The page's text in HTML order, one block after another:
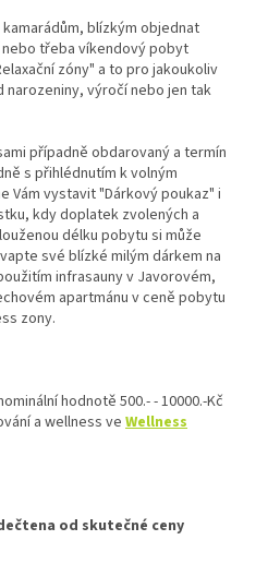
blízkým objednat
třeba víkendový pobyt
zóny" a to pro jakoukoliv
výročí nebo jen tak
případně obdarovaný a termín
s přihlédnutím k volným
Vám vystavit "Dárkový poukaz" i
kdy doplatek zvolených a
délku pobytu si může
své blízké milým dárkem na
infrasauny v Javorovém,
apartmánu v ceně pobytu
zony.
hodnotě 500.- - 10000.-Kč
a wellness ve Wellness
od skutečné ceny